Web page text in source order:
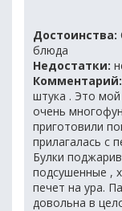
Достоинства:
блюда
Недостатки:
Комментарий:
штука . Это
очень
приготовили
прилагалась с
Булки
подсушенные ,
печет на ура.
довольна в